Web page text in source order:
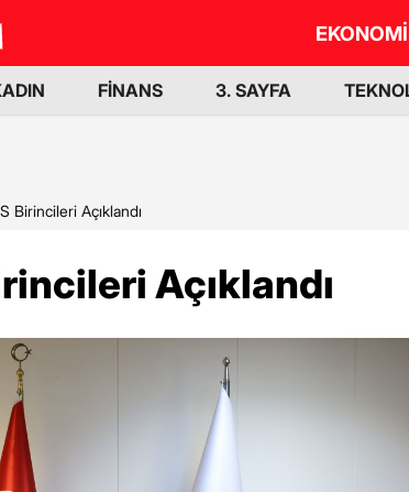
EKONOMİ
FİNANS 3. SAYFA
Birincileri Açıklandı
Açıklandı